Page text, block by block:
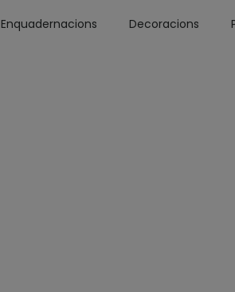
Enquadernacions Decoracions